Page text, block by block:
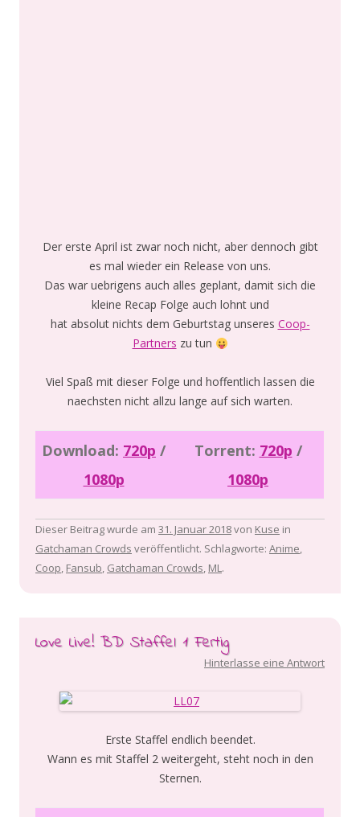
Der erste April ist zwar noch nicht, aber dennoch gibt
es mal wieder ein Release von uns.
Das war uebrigens auch alles geplant, damit sich die
kleine Recap Folge auch lohnt und
hat absolut nichts dem Geburtstag unseres Coop-
Partners zu tun
Viel Spaß mit dieser Folge und hoffentlich lassen die
naechsten nicht allzu lange auf sich warten.
Download: 720p /
1080p
Torrent: 720p /
1080p
Dieser Beitrag wurde am 31. Januar 2018von Kuse in
Gatchaman Crowds veröffentlicht. Schlagworte: Anime,
Coop, Fansub, Gatchaman Crowds, ML.
Love Live! BD Staffel 1 Fertig
Hinterlasse eine Antwort
Erste Staffel endlich beendet.
Wann es mit Staffel 2 weitergeht, steht noch in den
Sternen.